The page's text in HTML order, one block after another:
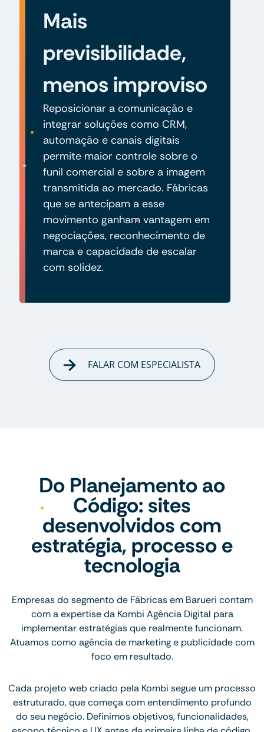
Mais
previsibilidade,
menos improviso
Reposicionar a comunicação e
integrar soluções como CRM,
automação e canais digitais
permite maior controle sobre o
funil comercial e sobre a imagem
transmitida ao mercado. Fábricas
que se antecipam a esse
movimento ganham vantagem em
negociações, reconhecimento de
marca e capacidade de escalar
com solidez.
FALAR COM ESPECIALISTA
Do Planejamento ao
Código: sites
desenvolvidos com
estratégia, processo e
tecnologia
Empresas do segmento de Fábricas em Barueri contam
com a expertise da Kombi Agência Digital para
implementar estratégias que realmente funcionam.
Atuamos como agência de marketing e publicidade com
foco em resultado.
Cada projeto web criado pela Kombi segue um processo
estruturado, que começa com entendimento profundo
do seu negócio. Definimos objetivos, funcionalidades,